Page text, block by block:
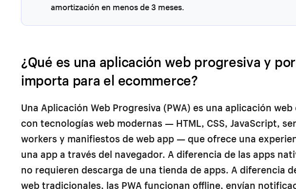
amortización en menos de 3 meses.
¿Qué es una aplicación web progresiva y
importa para el ecommerce?
Una Aplicación Web Progresiva (PWA) es una aplicación
con tecnologías web modernas — HTML, CSS, JavaScript,
workers y manifiestos de web app — que ofrece una
una app a través del navegador. A diferencia de las apps
no requieren descarga de una tienda de apps. A diferencia
web tradicionales, las PWA funcionan offline, envían